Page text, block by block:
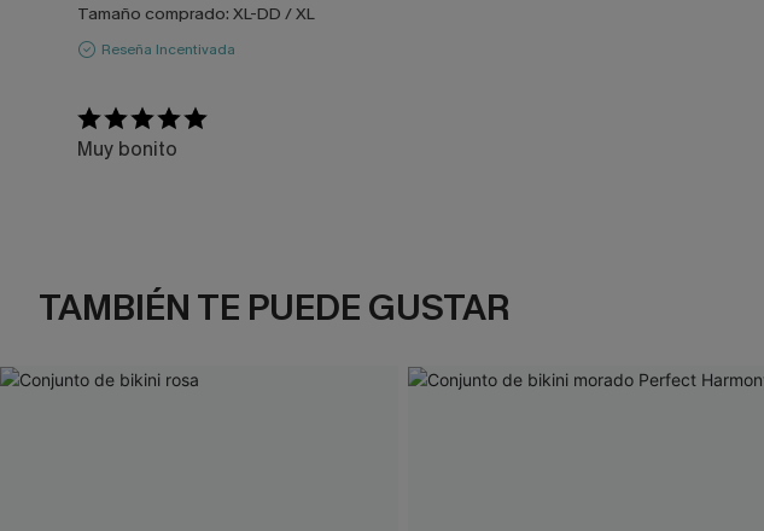
Tamaño comprado: XL-DD / XL
Reseña Incentivada
Muy bonito
TAMBIÉN TE PUEDE GUSTAR